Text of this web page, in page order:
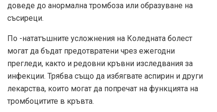
доведе до анормална тромбоза или образуване на
съсиреци.
По -нататъшните усложнения на Коледната болест
могат да бъдат предотвратени чрез ежегодни
прегледи, както и редовни кръвни изследвания за
инфекции. Трябва също да избягвате аспирин и други
лекарства, които могат да попречат на функцията на
тромбоцитите в кръвта.